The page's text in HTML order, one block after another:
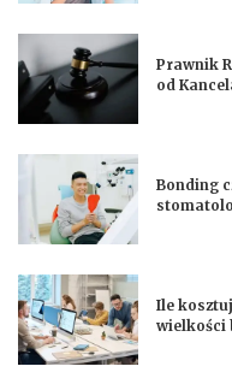
Prawnik
od
Bonding
Ile
wielkości